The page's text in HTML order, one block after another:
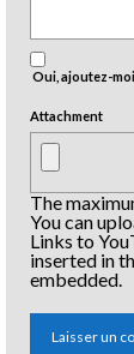
Oui, ajoutez-
Attachment
The
You can
Links to
inserted in
embedded.